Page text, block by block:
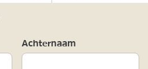
Achternaam